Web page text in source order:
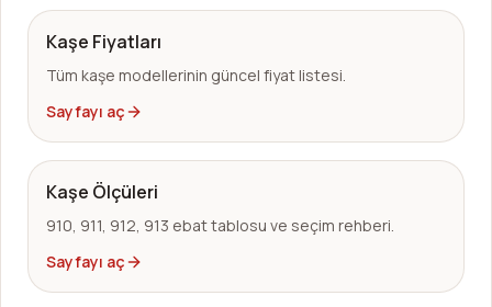
Kaşe Fiyatları
Tüm kaşe modellerinin güncel fiyat listesi.
Sayfayı aç
Kaşe Ölçüleri
910, 911, 912, 913 ebat tablosu ve seçim rehberi.
Sayfayı aç